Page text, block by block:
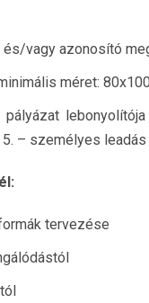
vagy azonosító
méret:
– személyes
tervezése